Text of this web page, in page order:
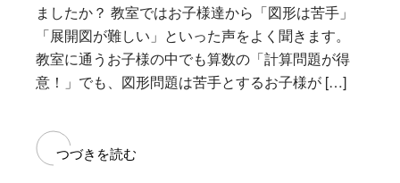
ましたか？ 教室ではお子様達から「図形は苦手」
「展開図が難しい」といった声をよく聞きます。
教室に通うお子様の中でも算数の「計算問題が得
意！」でも、図形問題は苦手とするお子様が […]
つづきを読む